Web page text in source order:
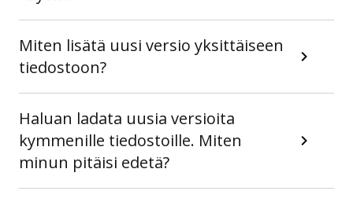
Miten lisätä uusi versio yksittäiseen
tiedostoon?
Haluan ladata uusia versioita
kymmenille tiedostoille. Miten
minun pitäisi edetä?